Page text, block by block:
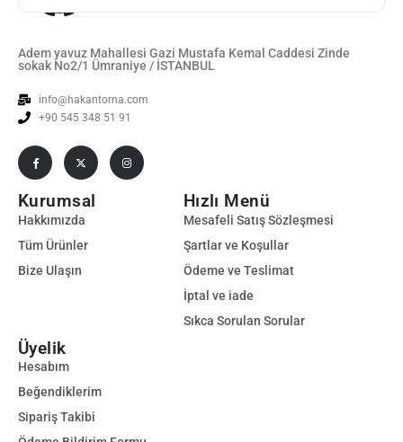
Adem yavuz Mahallesi Gazi Mustafa Kemal Caddesi Zinde
sokak No2/1 Ümraniye / İSTANBUL
info@hakantorna.com
+90 545 348 51 91
Kurumsal
Hakkımızda
Tüm Ürünler
Bize Ulaşın
Hızlı Menü
Mesafeli Satış Sözleşmesi
Şartlar ve Koşullar
Ödeme ve Teslimat
İptal ve iade
Sıkca Sorulan Sorular
Üyelik
Hesabım
Beğendiklerim
Sipariş Takibi